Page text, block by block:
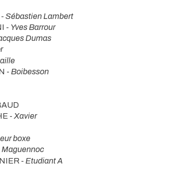
Sébastien Lambert
- Yves Barrour
Dumas
- Boibesson
- Xavier
boxe
Maguennoc
- Etudiant A